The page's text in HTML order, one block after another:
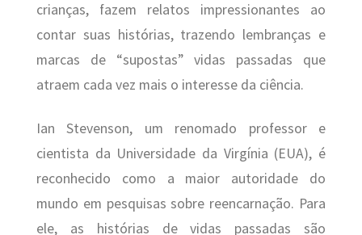
crianças, fazem relatos impressionantes ao
contar suas histórias, trazendo lembranças e
marcas de “supostas” vidas passadas que
atraem cada vez mais o interesse da ciência.
Ian Stevenson, um renomado professor e
cientista da Universidade da Virgínia (EUA), é
reconhecido como a maior autoridade do
mundo em pesquisas sobre reencarnação. Para
ele, as histórias de vidas passadas são